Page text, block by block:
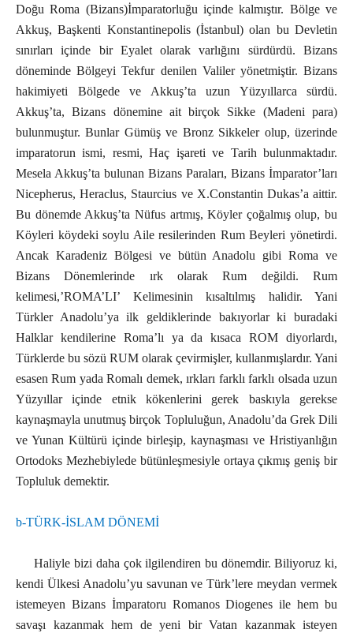
Doğu Roma (Bizans)İmparatorluğu içinde kalmıştır. Bölge ve
Akkuş, Başkenti Konstantinepolis (İstanbul) olan bu Devletin
sınırları içinde bir Eyalet olarak varlığını sürdürdü. Bizans
döneminde Bölgeyi Tekfur denilen Valiler yönetmiştir. Bizans
hakimiyeti Bölgede ve Akkuş’ta uzun Yüzyıllarca sürdü.
Akkuş’ta, Bizans dönemine ait birçok Sikke (Madeni para)
bulunmuştur. Bunlar Gümüş ve Bronz Sikkeler olup, üzerinde
imparatorun ismi, resmi, Haç işareti ve Tarih bulunmaktadır.
Mesela Akkuş’ta bulunan Bizans Paraları, Bizans İmparator’ları
Nicepherus, Heraclus, Staurcius ve X.Constantin Dukas’a aittir.
Bu dönemde Akkuş’ta Nüfus artmış, Köyler çoğalmış olup, bu
Köyleri köydeki soylu Aile resilerinden Rum Beyleri yönetirdi.
Ancak Karadeniz Bölgesi ve bütün Anadolu gibi Roma ve
Bizans Dönemlerinde ırk olarak Rum değildi. Rum
kelimesi,’ROMA’LI’ Kelimesinin kısaltılmış halidir. Yani
Türkler Anadolu’ya ilk geldiklerinde bakıyorlar ki buradaki
Halklar kendilerine Roma’lı ya da kısaca ROM diyorlardı,
Türklerde bu sözü RUM olarak çevirmişler, kullanmışlardır. Yani
esasen Rum yada Romalı demek, ırkları farklı farklı olsada uzun
Yüzyıllar içinde etnik kökenlerini gerek baskıyla gerekse
kaynaşmayla unutmuş birçok Topluluğun, Anadolu’da Grek Dili
ve Yunan Kültürü içinde birleşip, kaynaşması ve Hristiyanlığın
Ortodoks Mezhebiylede bütünleşmesiyle ortaya çıkmış geniş bir
Topluluk demektir.
b-TÜRK-İSLAM DÖNEMİ
Haliyle bizi daha çok ilgilendiren bu dönemdir. Biliyoruz ki,
kendi Ülkesi Anadolu’yu savunan ve Türk’lere meydan vermek
istemeyen Bizans İmparatoru Romanos Diogenes ile hem bu
savaşı kazanmak hem de yeni bir Vatan kazanmak isteyen